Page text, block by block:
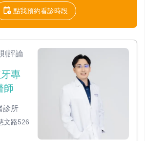
點我預約看診時段
評論
專
師
診所
文路526